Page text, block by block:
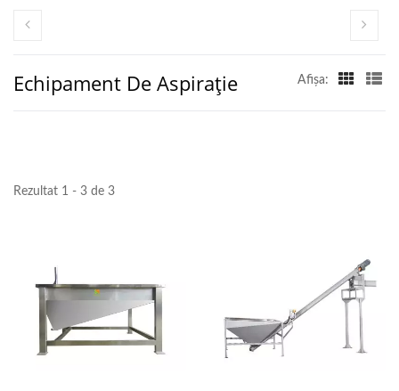
Echipament De Aspirație Afişa:
Rezultat 1 - 3 de 3